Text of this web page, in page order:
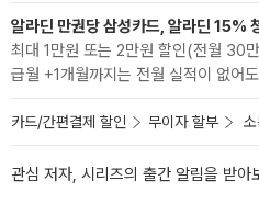
알라딘 만권당 삼성카드, 알라딘 15%
최대 1만원 또는 2만원 할인(전월 30
급월 +1개월까지는 전월 실적이 없어
카드/간편결제 할인 무이자 할부
관심 저자, 시리즈의 출간 알림을 받아